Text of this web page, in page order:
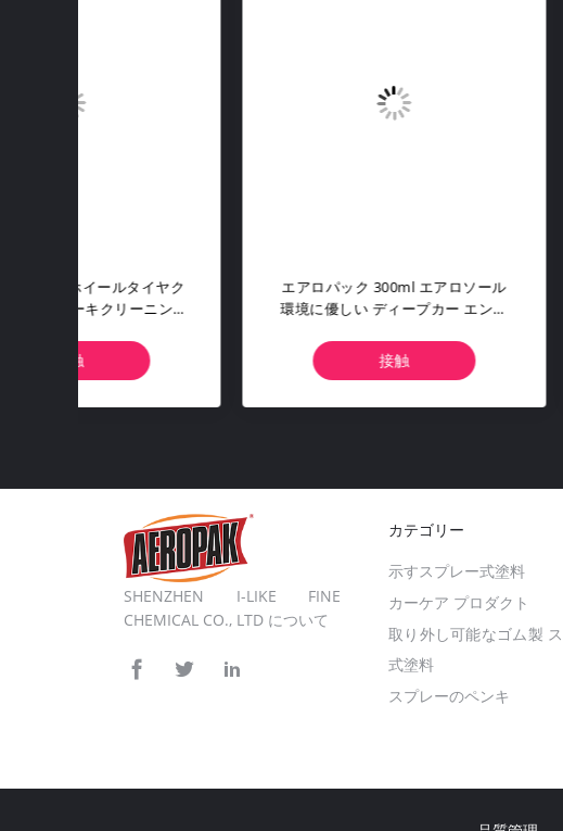
エロパック 500ml 缶詰 ボトル 自動
車用 エンジン クレンジング スプレ
ル スラッド 炭素堆積物除去
エアロパック
タイヤシャイン
ラックグロス
SHENZHEN I-LIKE FINE
CHEMICAL CO., LTD について
カテゴリー
スプレーのペンキ
示すスプレー式塗料
カーケア プロダクト
取り外し可能なゴム製
式塗料